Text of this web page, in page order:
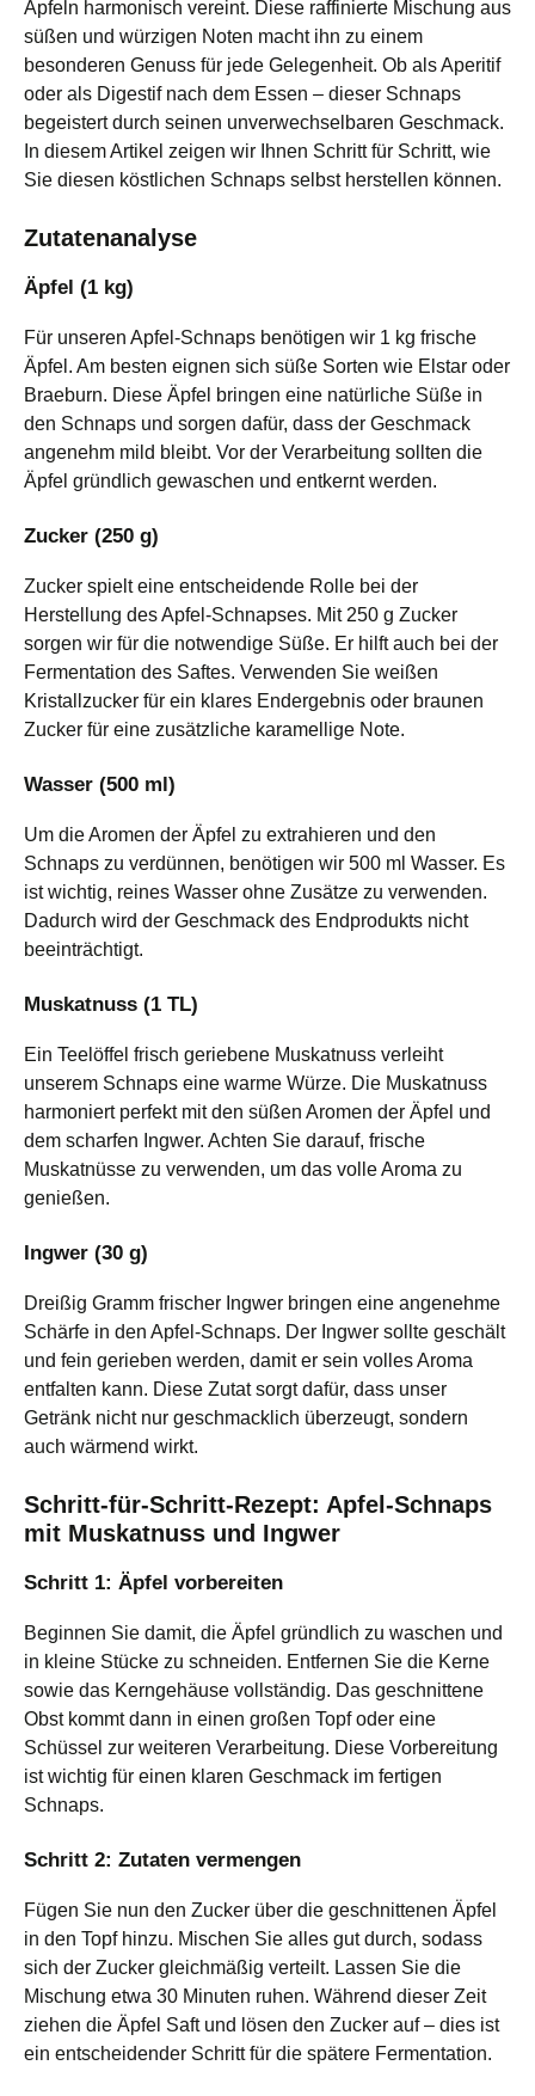
Äpfeln harmonisch vereint. Diese raffinierte Mischung aus
süßen und würzigen Noten macht ihn zu einem
besonderen Genuss für jede Gelegenheit. Ob als Aperitif
oder als Digestif nach dem Essen – dieser Schnaps
begeistert durch seinen unverwechselbaren Geschmack.
In diesem Artikel zeigen wir Ihnen Schritt für Schritt, wie
Sie diesen köstlichen Schnaps selbst herstellen können.
Zutatenanalyse
Äpfel (1 kg)
Für unseren Apfel-Schnaps benötigen wir 1 kg frische
Äpfel. Am besten eignen sich süße Sorten wie Elstar oder
Braeburn. Diese Äpfel bringen eine natürliche Süße in
den Schnaps und sorgen dafür, dass der Geschmack
angenehm mild bleibt. Vor der Verarbeitung sollten die
Äpfel gründlich gewaschen und entkernt werden.
Zucker (250 g)
Zucker spielt eine entscheidende Rolle bei der
Herstellung des Apfel-Schnapses. Mit 250 g Zucker
sorgen wir für die notwendige Süße. Er hilft auch bei der
Fermentation des Saftes. Verwenden Sie weißen
Kristallzucker für ein klares Endergebnis oder braunen
Zucker für eine zusätzliche karamellige Note.
Wasser (500 ml)
Um die Aromen der Äpfel zu extrahieren und den
Schnaps zu verdünnen, benötigen wir 500 ml Wasser. Es
ist wichtig, reines Wasser ohne Zusätze zu verwenden.
Dadurch wird der Geschmack des Endprodukts nicht
beeinträchtigt.
Muskatnuss (1 TL)
Ein Teelöffel frisch geriebene Muskatnuss verleiht
unserem Schnaps eine warme Würze. Die Muskatnuss
harmoniert perfekt mit den süßen Aromen der Äpfel und
dem scharfen Ingwer. Achten Sie darauf, frische
Muskatnüsse zu verwenden, um das volle Aroma zu
genießen.
Ingwer (30 g)
Dreißig Gramm frischer Ingwer bringen eine angenehme
Schärfe in den Apfel-Schnaps. Der Ingwer sollte geschält
und fein gerieben werden, damit er sein volles Aroma
entfalten kann. Diese Zutat sorgt dafür, dass unser
Getränk nicht nur geschmacklich überzeugt, sondern
auch wärmend wirkt.
Schritt-für-Schritt-Rezept: Apfel-Schnaps
mit Muskatnuss und Ingwer
Schritt 1: Äpfel vorbereiten
Beginnen Sie damit, die Äpfel gründlich zu waschen und
in kleine Stücke zu schneiden. Entfernen Sie die Kerne
sowie das Kerngehäuse vollständig. Das geschnittene
Obst kommt dann in einen großen Topf oder eine
Schüssel zur weiteren Verarbeitung. Diese Vorbereitung
ist wichtig für einen klaren Geschmack im fertigen
Schnaps.
Schritt 2: Zutaten vermengen
Fügen Sie nun den Zucker über die geschnittenen Äpfel
in den Topf hinzu. Mischen Sie alles gut durch, sodass
sich der Zucker gleichmäßig verteilt. Lassen Sie die
Mischung etwa 30 Minuten ruhen. Während dieser Zeit
ziehen die Äpfel Saft und lösen den Zucker auf – dies ist
ein entscheidender Schritt für die spätere Fermentation.